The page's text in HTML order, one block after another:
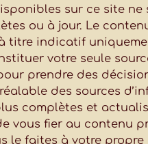
sur ce site ne
ou à jour. Le
titre indicatif
votre seule
prendre des
des sources
complètes et
vous fier au contenu
le faites à votre propre